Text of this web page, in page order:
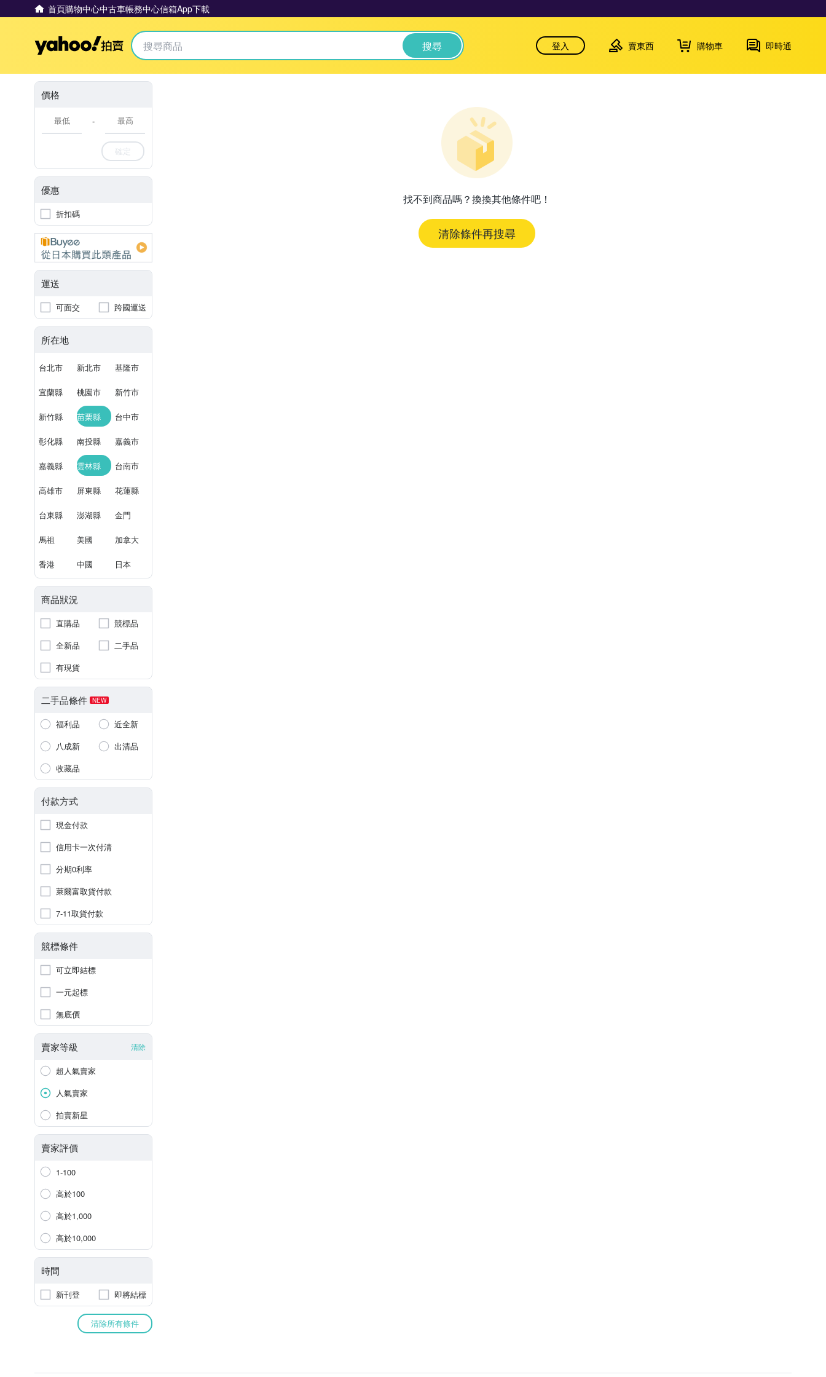
首頁購物中心中古車帳務中心信箱App下載
Yahoo拍賣 搜尋 登入 賣東西 購物車 即時通
價格
-
確定
優惠
折扣碼
運送
可面交 跨國運送
所在地
台北市 新北市 基隆市
宜蘭縣 桃園市 新竹市
新竹縣 苗栗縣 台中市
彰化縣 南投縣 嘉義市
嘉義縣 雲林縣 台南市
高雄市 屏東縣 花蓮縣
台東縣 澎湖縣 金門
馬祖 美國 加拿大
香港 中國 日本
商品狀況
直購品
競標品
全新品
二手品
有現貨
二手品條件 NEW
福利品
近全新
八成新
出清品
收藏品
付款方式
現金付款
信用卡一次付清
分期0利率
萊爾富取貨付款
7-11取貨付款
競標條件
可立即結標
一元起標
無底價
賣家等級 清除
超人氣賣家
人氣賣家
拍賣新星
賣家評價
1-100
高於100
高於1,000
高於10,000
時間
新刊登 即將結標
清除所有條件
找不到商品嗎？換換其他條件吧！
清除條件再搜尋